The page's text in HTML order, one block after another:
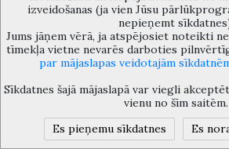
Музей объединения культурных
самоуправления «Рижский центр
Рига, LV 1010, Латвия (дверной код:
izveidošanas (ja vien Jūsu
nepieņemt
Jums jāņem vērā, ja atspējosiet noteikti
tīmekļa vietne nevarēs darboties
par mājaslapas veidotajām
Sīkdatnes šajā mājaslapā var viegli
vienu no šīm saitēm.
Es pieņemu sīkdatnes
Es